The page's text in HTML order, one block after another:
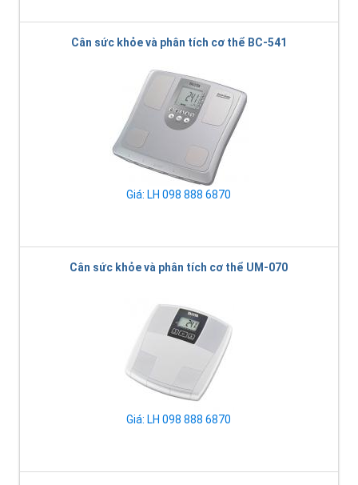
Cân sức khỏe và phân tích cơ thể BC-541
Giá: LH 098 888 6870
Cân sức khỏe và phân tích cơ thể UM-070
Giá: LH 098 888 6870